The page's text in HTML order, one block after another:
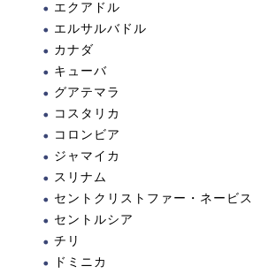
エクアドル
エルサルバドル
カナダ
キューバ
グアテマラ
コスタリカ
コロンビア
ジャマイカ
スリナム
セントクリストファー・ネービス
セントルシア
チリ
ドミニカ